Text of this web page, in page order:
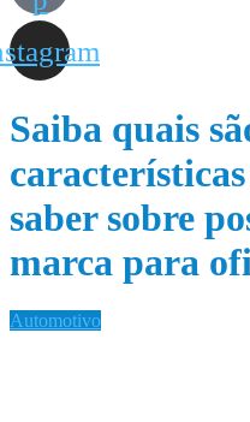
Saiba quais
saber sobre
marca para
Automotivo